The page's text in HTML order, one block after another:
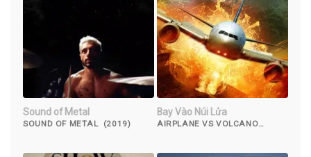
Sound of Metal
SOUND OF METAL (2019)
Bay Vào Núi Lửa
AIRPLANE VS VOLCANO